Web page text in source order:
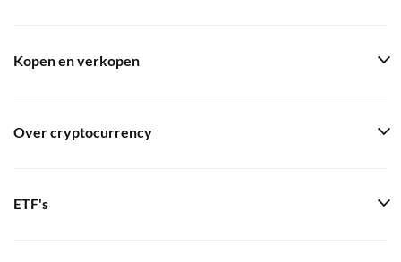
Kopen en verkopen
Over cryptocurrency
ETF's